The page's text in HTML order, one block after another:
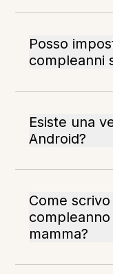
Posso
compleanni
Esiste una
Android?
Come
mamma?